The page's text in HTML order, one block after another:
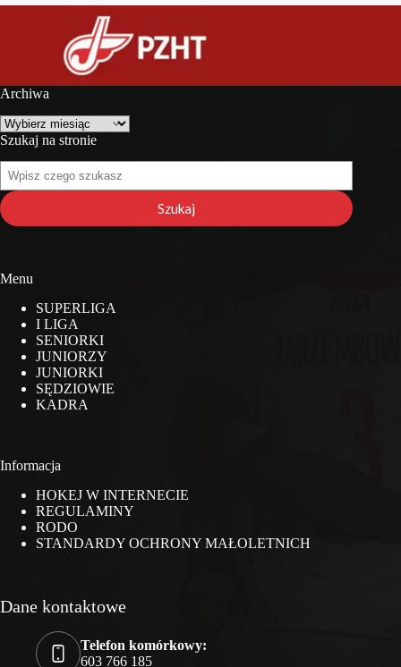
Archiwa
Archiwa
Szukaj na stronie
Szukaj
na
stronie
Szukaj
Menu
SUPERLIGA
I LIGA
SENIORKI
JUNIORZY
JUNIORKI
SĘDZIOWIE
KADRA
Informacja
HOKEJ W INTERNECIE
REGULAMINY
RODO
STANDARDY OCHRONY MAŁOLETNICH
Dane kontaktowe
Telefon komórkowy:
603 766 185